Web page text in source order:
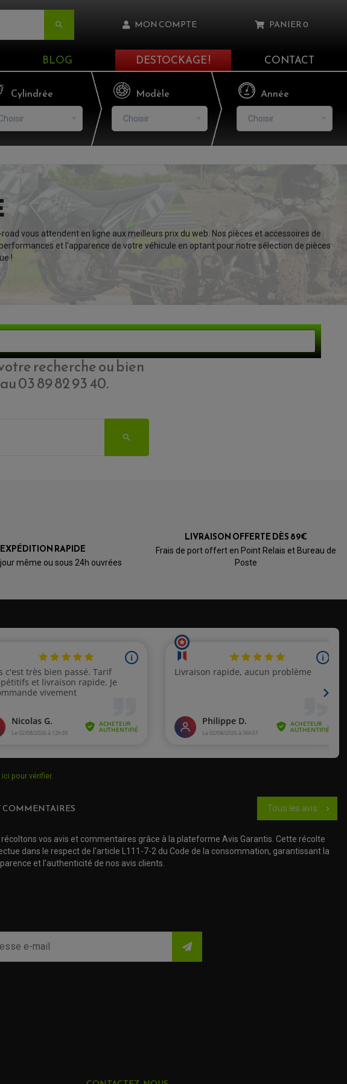
 MON COMPTE
de passe
Mot de passe oublié ?
PANIER0
Il n'y a aucun produit dans votre panier
VOIR LE PANIER
BLOG DESTOCKAGE ! CONTACT
Cylindrée Modèle
Choisir
Année
Choisir
vous attendent en ligne aux meilleurs prix du web. Nos pièces et accessoires de
et l’apparence de votre véhicule en optant pour notre sélection de pièces
!
recherche ou bien
03 89 82 93 40.

EXPÉDITION RAPIDE
même ou sous 24h ouvrées
LIVRAISON OFFERTE DÈS 89€
Frais de port offert en Point Relais et Bureau de
Poste
pour vérifier.
COMMENTAIRES Tous les avis chevron_right
récoltons vos avis et commentaires grâce à la plateforme Avis Garantis. Cette récolte
dans le respect de l'article L111-7-2 du Code de la consommation, garantissant la
et l'authenticité de nos avis clients.